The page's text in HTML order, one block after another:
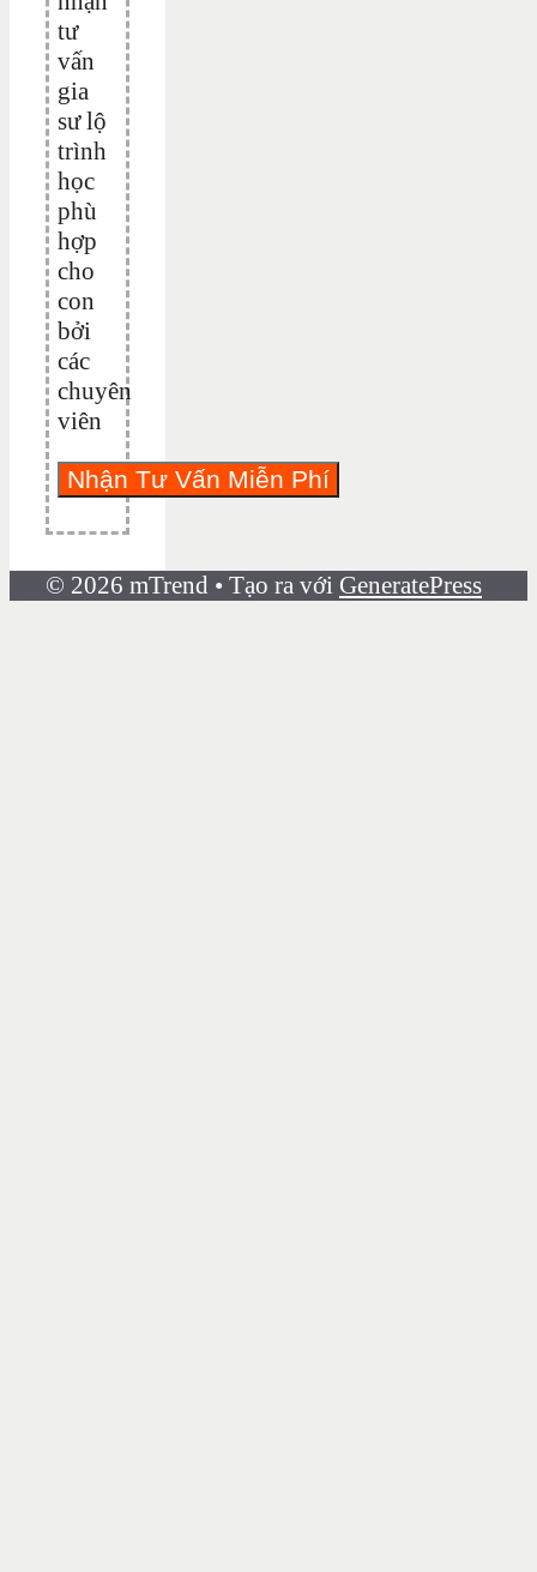
tư
vấn
gia
sư lộ
trình
học
phù
hợp
cho
con
bởi
các
chuyên
viên
© 2026 mTrend • Tạo ra với GeneratePress